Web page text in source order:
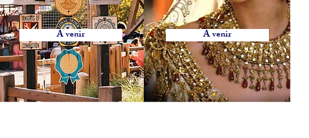
de chaise à Lausanne Berne Fribourg Zürich, location de mobiliers et de chaises à Berne à Fribourg à Zürich,location de mobiliers et
mobilier à Zurich, Location de mobilier en Valais, Location de mobilier à Lausanne, Location de mobilier à Lucerne, Location de
à Davos, Location de mobilier Gstaad, Location de mobilier à Verbier, Location de mobilier à Crans Montana, Location de
mobilier à Delémont, Location de mobilier Lausanne, Location de mobilier Argovie, Location de mobilier Appenzell Rhodes-
Location de mobilier Glaris, Location de mobilier Grisons, Location de mobilier Neuchâtel, Location de mobilier Nidwald,
Location de mobilier Coire, Location de mobilier Liestal, Location de mobilier Herisau, Location de mobilier Soleure, Location de
de mobilier Uri, Location de mobilier Altdorf, Location de mobilier Vaud, Location de mobilier Sion, Location de mobilier Zoug,
nappe de table rectangulaire, Chaise , Chaise Napoléon, Chaise Chiavari, Poteaux à corde, Potelet à corde, Canapé, Pouf,
de table, Mariage, Art de la table, décoration Gatsby, décoration, décor, Fauteuil, Mobilier lumineux, Verre à vin, verre à eau,
Végétation, Totem, Stèle, Pipe and Dripe, Rideaux, paravent, Furniture rental, event rentals Lausanne Berne Friborg Zürich, furniture
and decorations Lausanne Berne Friborg Zürich, Rental of furniture in Switzerland, Rental of furniture Lausanne, Rental of
A venir A venir